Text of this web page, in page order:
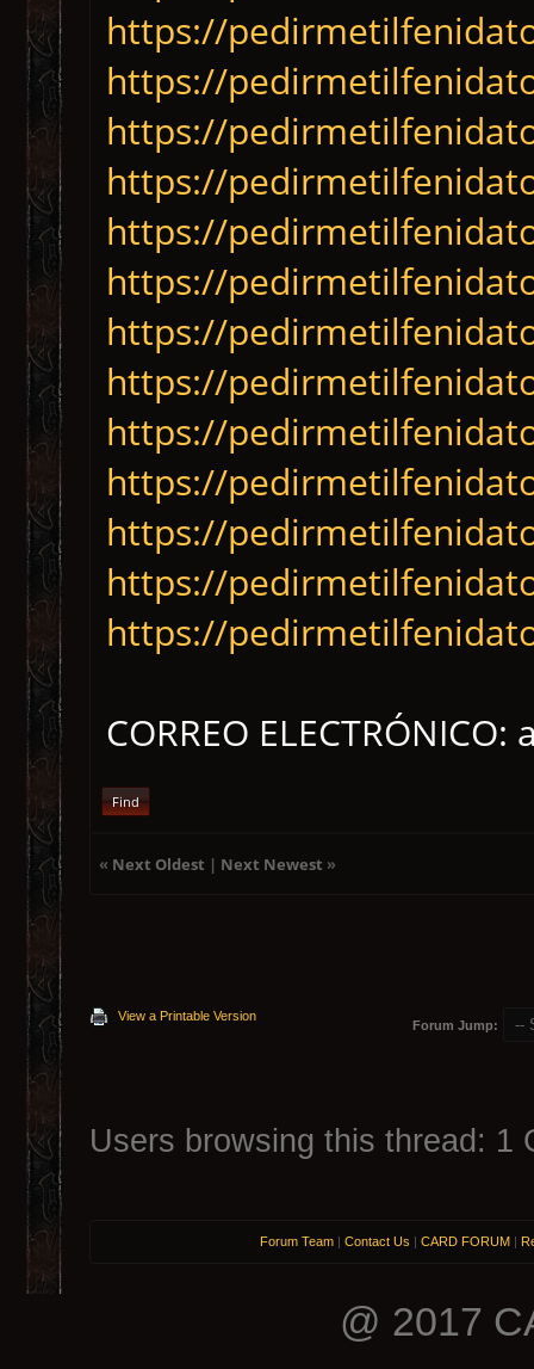
https://
https://
https://
https://
https://
https://
https://
https://
https://
https://
https://
https://
https://
CORREO
Find
« Next Oldest | Next Newest »
View a Printable Version
Forum Jump:
Users browsing this thread: 1
Forum Team | Contact Us | CARD FORUM |
@ 2017